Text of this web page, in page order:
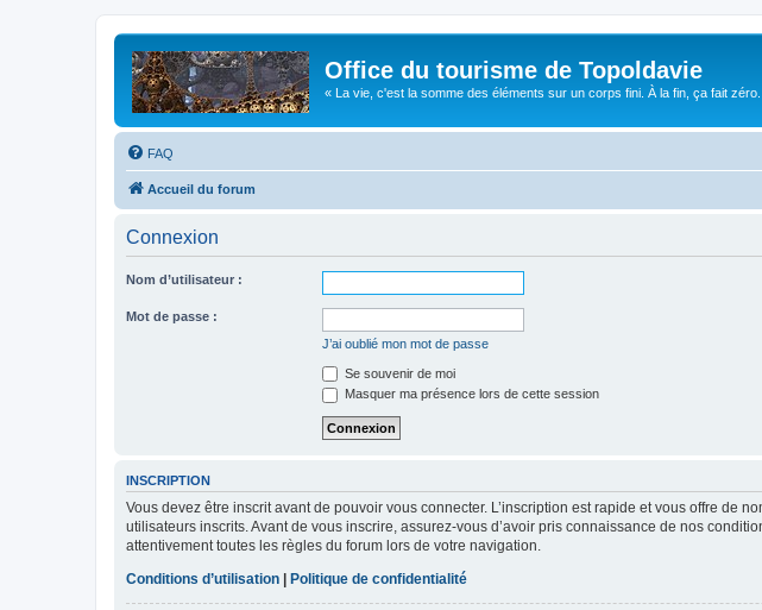
Office du tourisme de Topoldavie
« La vie, c'est la somme des éléments sur un corps fini. À la fin, ça fait
FAQ
Accueil du forum
Connexion
Nom d’utilisateur :
Mot de passe :
J’ai oublié mon mot de passe
Se souvenir de moi
Masquer ma présence lors de cette session
INSCRIPTION
Vous devez être inscrit avant de pouvoir vous connecter. L’inscription est rapide et vous offre de
utilisateurs inscrits. Avant de vous inscrire, assurez-vous d’avoir pris connaissance de nos
attentivement toutes les règles du forum lors de votre navigation.
Conditions d’utilisation
Politique de confidentialité